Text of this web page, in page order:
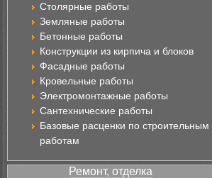
Столярные работы
Земляные работы
Бетонные работы
Конструкции из кирпича и блоков
Фасадные работы
Кровельные работы
Электромонтажные работы
Сантехнические работы
Базовые расценки по строительным
работам
Ремонт, отделка